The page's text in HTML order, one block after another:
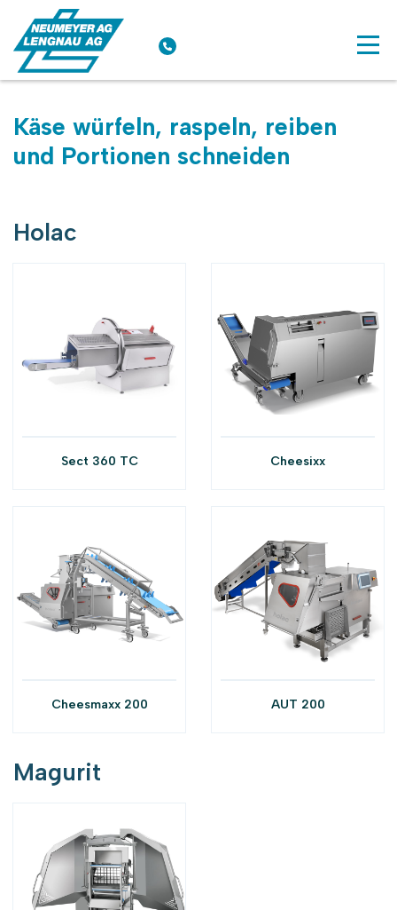
Käse würfeln, raspeln, reiben
und Portionen schneiden
Holac
Sect 360 TC Cheesixx
Cheesmaxx 200 AUT 200
Magurit